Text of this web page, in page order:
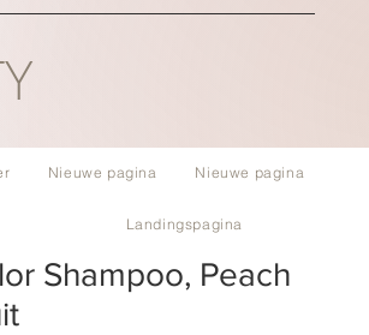
Nieuwe pagina Nieuwe pagina
Landingspagina
Shampoo, Peach